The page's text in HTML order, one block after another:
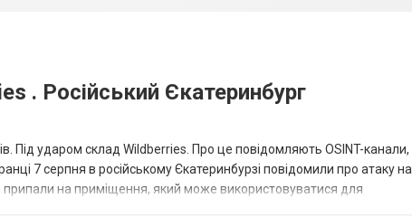
. Російський Єкатеринбург
Під ударом склад Wildberries. Про це повідомляють OSINT-канали,
7 серпня в російському Єкатеринбурзі повідомили про атаку на
на приміщення, який може використовуватися для